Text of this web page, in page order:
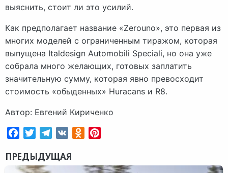
выяснить, стоит ли это усилий.
Как предполагает название «Zerouno», это первая из
многих моделей с ограниченным тиражом, которая
выпущена Italdesign Automobili Speciali, но она уже
собрала много желающих, готовых заплатить
значительную сумму, которая явно превосходит
стоимость «обыденных» Huracans и R8.
Автор: Евгений Кириченко
FacebookTwitterTelegram
VK Odnoklassniki
ПРЕДЫДУЩАЯ